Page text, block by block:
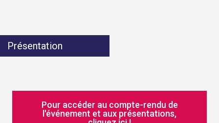
Présentation
Pour accéder au compte-rendu de
l'événement et aux présentations,